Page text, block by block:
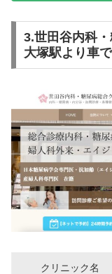
3.世田谷内科
大塚駅より車で
クリニック名